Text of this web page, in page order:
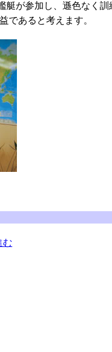
が参加し、遜色なく
であると考えます。
む